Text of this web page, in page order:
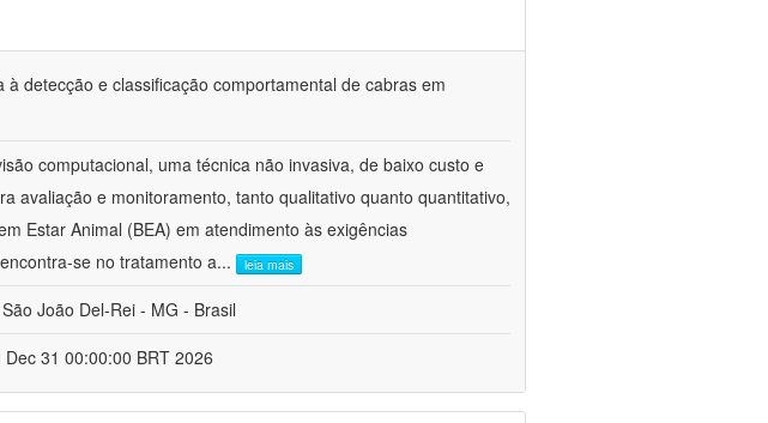
à detecção e classificação comportamental de cabras em
computacional, uma técnica não invasiva, de baixo custo e
avaliação e monitoramento, tanto qualitativo quanto quantitativo,
Estar Animal (BEA) em atendimento às exigências
se no tratamento a... leia mais
João Del-Rei - MG - Brasil
31 00:00:00 BRT 2026